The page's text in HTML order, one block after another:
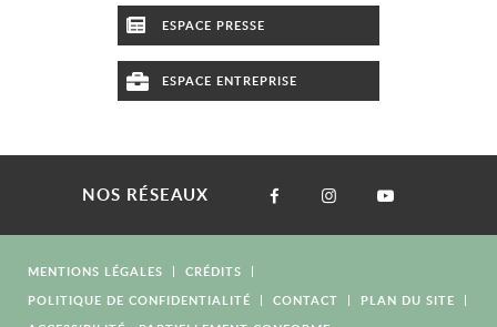
ESPACE PRESSE
ESPACE ENTREPRISE
NOS RÉSEAUX
MENTIONS LÉGALES
CRÉDITS
POLITIQUE DE CONFIDENTIALITÉ
CONTACT
PLAN DU SITE